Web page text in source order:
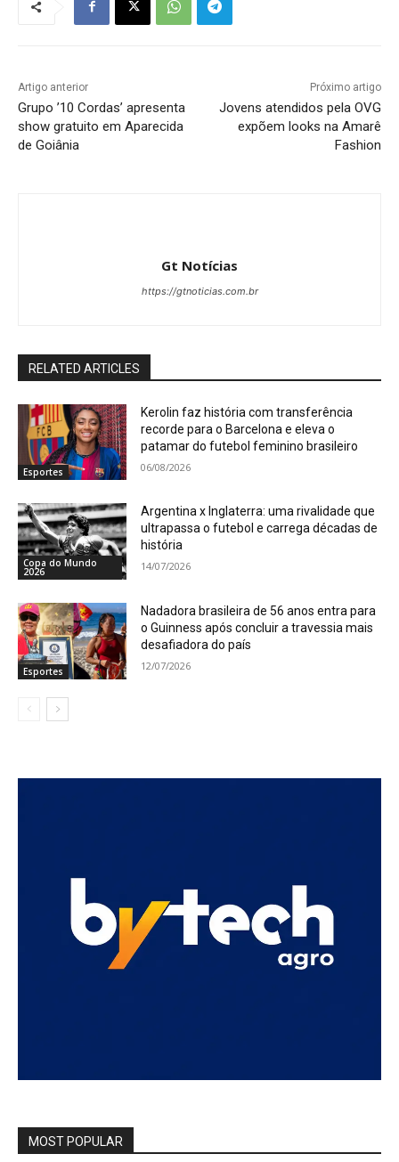
Artigo anterior
Grupo ’10 Cordas’ apresenta
show gratuito em Aparecida
de Goiânia
Próximo artigo
Jovens atendidos pela OVG
expõem looks na Amarê
Fashion
Gt Notícias
https://gtnoticias.com.br
RELATED ARTICLES
Esportes
Kerolin faz história com transferência
recorde para o Barcelona e eleva o
patamar do futebol feminino brasileiro
06/08/2026
Copa do Mundo
2026
Argentina x Inglaterra: uma rivalidade que
ultrapassa o futebol e carrega décadas de
história
14/07/2026
Esportes
Nadadora brasileira de 56 anos entra para
o Guinness após concluir a travessia mais
desafiadora do país
12/07/2026
MOST POPULAR